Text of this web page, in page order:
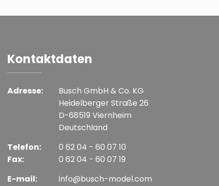
Kontaktdaten
Adresse:
Busch GmbH & Co. KG
Heidelberger Straße 26
D-68519 Viernheim
Deutschland
Telefon:
Fax:
0 62 04 - 60 07 10
0 62 04 - 60 07 19
E-mail:
info@busch-model.com